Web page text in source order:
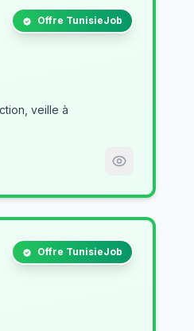
Offre TunisieJob
veille à
Offre TunisieJob